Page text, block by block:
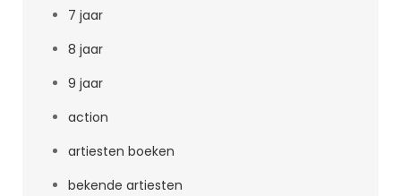
7 jaar
8 jaar
9 jaar
action
artiesten boeken
bekende artiesten